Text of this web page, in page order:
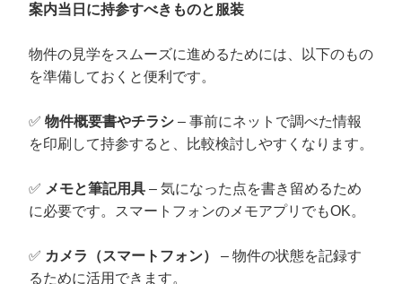
案内当日に持参すべきものと服装
物件の見学をスムーズに進めるためには、以下のもの
を準備しておくと便利です。
✅ 物件概要書やチラシ– 事前にネットで調べた情報
を印刷して持参すると、比較検討しやすくなります。
✅ メモと筆記用具– 気になった点を書き留めるため
に必要です。スマートフォンのメモアプリでもOK。
✅ カメラ（スマートフォン）
– 物件の状態を記録す
るために活用できます。